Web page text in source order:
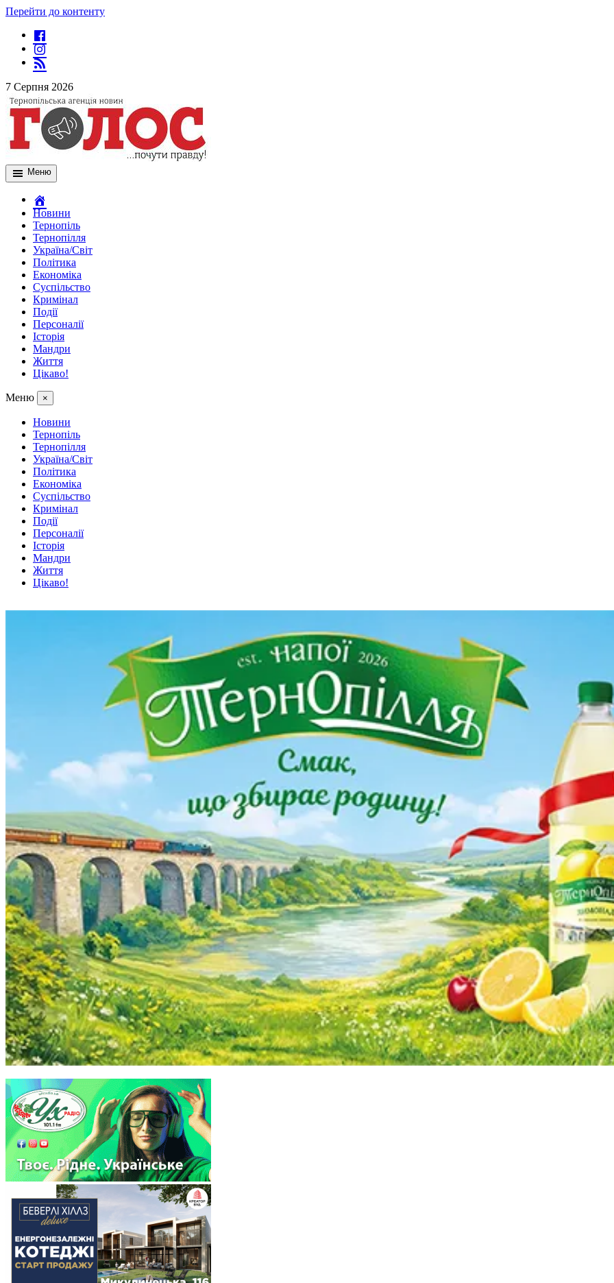
Перейти до контенту
7 Серпня 2026
Меню
Новини
Тернопіль
Тернопілля
Україна/Світ
Політика
Економіка
Суспільство
Кримінал
Події
Персоналії
Історія
Мандри
Життя
Цікаво!
Меню ×
Новини
Тернопіль
Тернопілля
Україна/Світ
Політика
Економіка
Суспільство
Кримінал
Події
Персоналії
Історія
Мандри
Життя
Цікаво!